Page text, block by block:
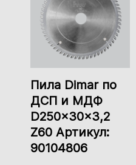
Пила Dimar по
ДСП и МДФ
D250x30x3,2
Z60 Артикул:
90104806